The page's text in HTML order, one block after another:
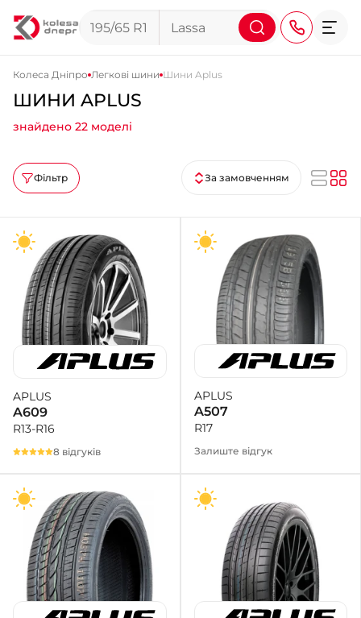
+38 (095) 276-44-44
+38 (067) 911-14-14
- на Щепкіна
+38 (098) 911-911-0
- на Тополі
+38 (098) 911-911-4
- на Калиновій
+38 (077) 7-184-184
- Донецьке шосе
+38 (050)-911-911-2
- Щепкіна
+38 (099)-643-33-77
- Тополь
Колеса Дніпро Легкові шини Шини Aplus
ШИНИ APLUS
знайдено 22 моделі
Фільтр За замовченням
APLUS
A609
R13-R16
8 відгуків
APLUS
A507
R17
Залиште відгук